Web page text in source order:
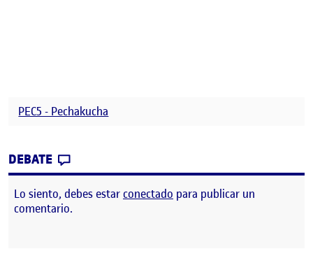
PEC5 - Pechakucha
DEBATE
Lo siento, debes estarconectado para publicar un
comentario.